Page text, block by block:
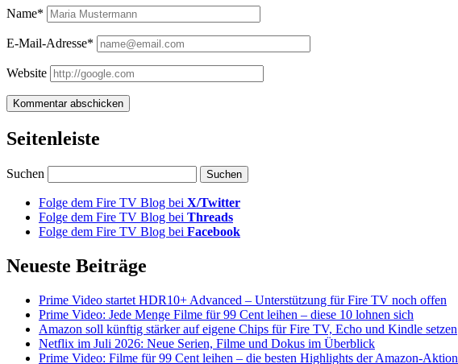
Name*
E-Mail-Adresse*
Website
Seitenleiste
Suchen
Folge dem Fire TV Blog bei X/Twitter
Folge dem Fire TV Blog bei Threads
Folge dem Fire TV Blog bei Facebook
Neueste Beiträge
Prime Video startet HDR10+ Advanced – Unterstützung für Fire TV noch offen
Prime Video: Jede Menge Filme für 99 Cent leihen – diese 10 lohnen sich
Amazon soll künftig stärker auf eigene Chips für Fire TV, Echo und Kindle setzen
Netflix im Juli 2026: Neue Serien, Filme und Dokus im Überblick
Prime Video: Filme für 99 Cent leihen – die besten Highlights der Amazon-Aktion